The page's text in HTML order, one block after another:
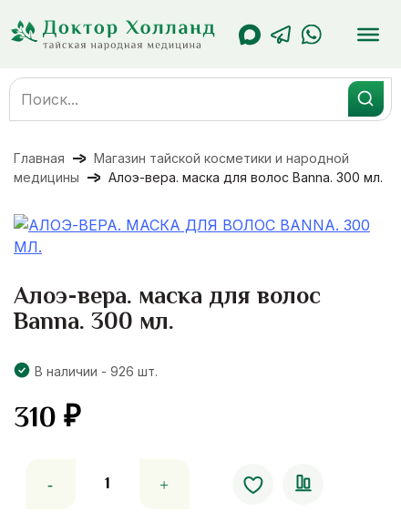
содержанию
Search
for:
Главная
Магазин тайской косметики и народной
медицины
Алоэ-вера. маска для волос Banna. 300 мл.
Алоэ-вера. маска для волос
Banna. 300 мл.
В наличии - 926 шт.
310₽
товара